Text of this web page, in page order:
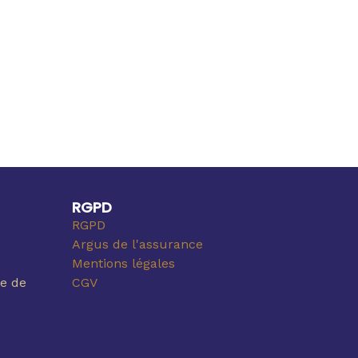
de
RGPD
RGPD
Argus de l'assurance
Mentions légales
CGV